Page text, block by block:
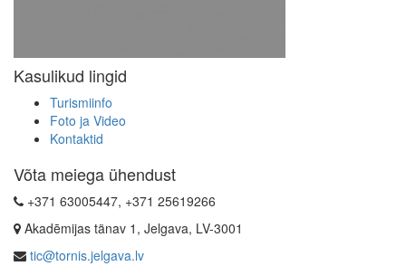
Kasulikud lingid
Turismiinfo
Foto ja Video
Kontaktid
Võta meiega ühendust
+371 63005447, +371 25619266
Akadēmijas tänav 1, Jelgava, LV-3001
tic@tornis.jelgava.lv